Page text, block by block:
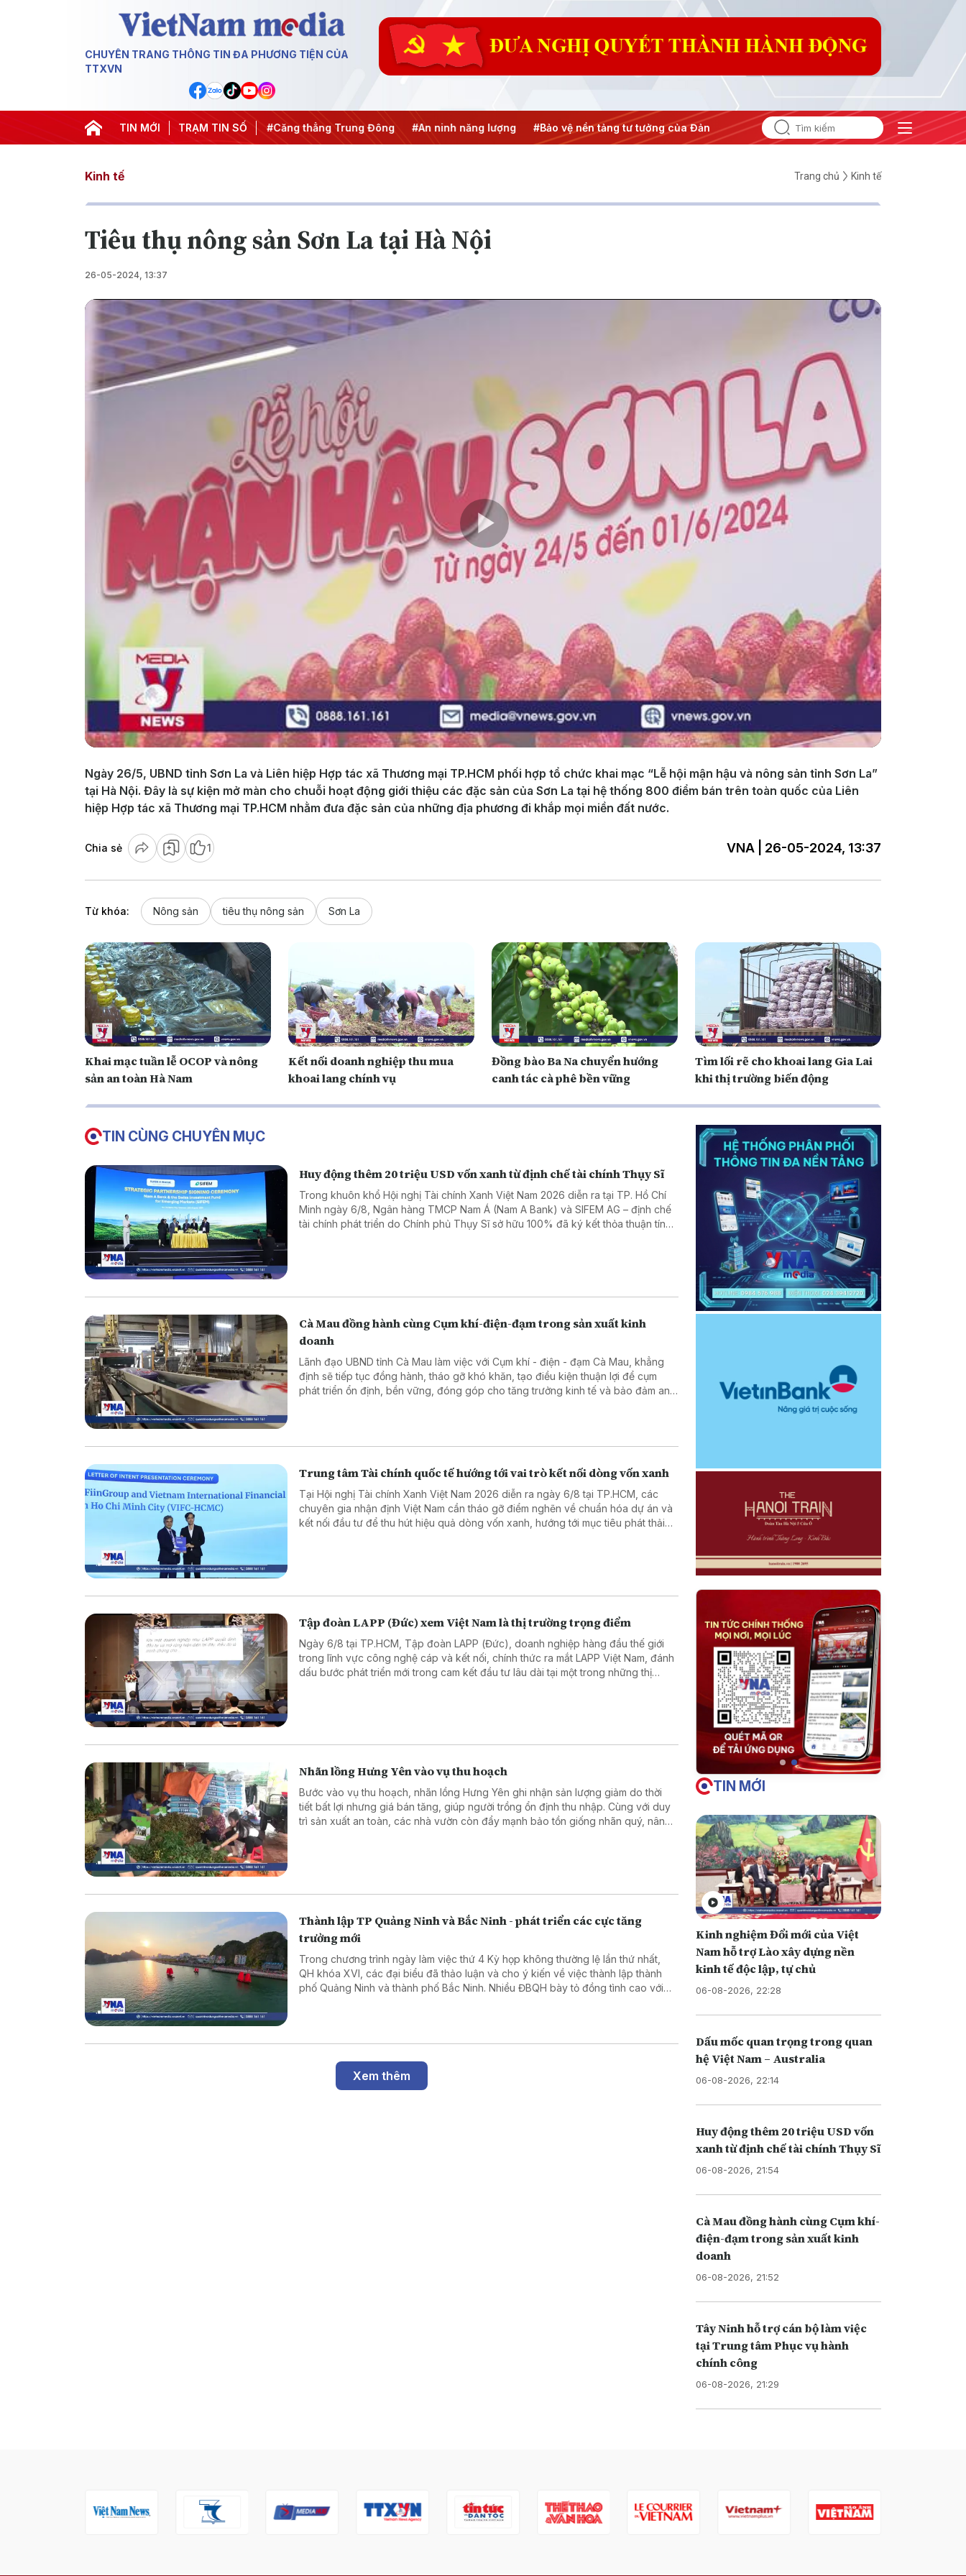
CHUYÊN TRANG THÔNG TIN ĐA PHƯƠNG TIỆN CỦA
TTXVN
TIN MỚI TRẠM TIN SỐ
dịch 500 ngày đêm #Chống khai thác IUU #Căng thẳng Trung Đông #An ninh năng lượng #Bảo vệ nền tảng tư tưởng của Đảng #Hội nghị Trung ương 3
Kinh tế Trang chủ Kinh tế
Tiêu thụ nông sản Sơn La tại Hà Nội
26-05-2024, 13:37
Play
Video
Ngày 26/5, UBND tỉnh Sơn La và Liên hiệp Hợp tác xã Thương mại TP.HCM phối hợp tổ chức khai mạc “Lễ hội mận hậu và nông sản tỉnh Sơn La”
tại Hà Nội. Đây là sự kiện mở màn cho chuỗi hoạt động giới thiệu các đặc sản của Sơn La tại hệ thống 800 điểm bán trên toàn quốc của Liên
hiệp Hợp tác xã Thương mại TP.HCM nhằm đưa đặc sản của những địa phương đi khắp mọi miền đất nước.
Chia sẻ 1 VNA | 26-05-2024, 13:37
Từ khóa: Nông sản tiêu thụ nông sản Sơn La
Khai mạc tuần lễ OCOP và nông
sản an toàn Hà Nam
Kết nối doanh nghiệp thu mua
khoai lang chính vụ
Đồng bào Ba Na chuyển hướng
canh tác cà phê bền vững
Tìm lối rẽ cho khoai lang Gia Lai
khi thị trường biến động
TIN CÙNG CHUYÊN MỤC
Huy động thêm 20 triệu USD vốn xanh từ định chế tài chính Thụy Sĩ
Trong khuôn khổ Hội nghị Tài chính Xanh Việt Nam 2026 diễn ra tại TP. Hồ Chí
Minh ngày 6/8, Ngân hàng TMCP Nam Á (Nam A Bank) và SIFEM AG – định chế
tài chính phát triển do Chính phủ Thụy Sĩ sở hữu 100% đã ký kết thỏa thuận tín
Cà Mau đồng hành cùng Cụm khí-điện-đạm trong sản xuất kinh
doanh
Lãnh đạo UBND tỉnh Cà Mau làm việc với Cụm khí - điện - đạm Cà Mau, khẳng
định sẽ tiếp tục đồng hành, tháo gỡ khó khăn, tạo điều kiện thuận lợi để cụm
phát triển ổn định, bền vững, đóng góp cho tăng trưởng kinh tế và bảo đảm an
Trung tâm Tài chính quốc tế hướng tới vai trò kết nối dòng vốn xanh
Tại Hội nghị Tài chính Xanh Việt Nam 2026 diễn ra ngày 6/8 tại TP.HCM, các
chuyên gia nhận định Việt Nam cần tháo gỡ điểm nghẽn về chuẩn hóa dự án và
kết nối đầu tư để thu hút hiệu quả dòng vốn xanh, hướng tới mục tiêu phát thải
Tập đoàn LAPP (Đức) xem Việt Nam là thị trường trọng điểm
Ngày 6/8 tại TP.HCM, Tập đoàn LAPP (Đức), doanh nghiệp hàng đầu thế giới
trong lĩnh vực công nghệ cáp và kết nối, chính thức ra mắt LAPP Việt Nam, đánh
dấu bước phát triển mới trong cam kết đầu tư lâu dài tại một trong những thị
Nhãn lồng Hưng Yên vào vụ thu hoạch
Bước vào vụ thu hoạch, nhãn lồng Hưng Yên ghi nhận sản lượng giảm do thời
tiết bất lợi nhưng giá bán tăng, giúp người trồng ổn định thu nhập. Cùng với duy
trì sản xuất an toàn, các nhà vườn còn đẩy mạnh bảo tồn giống nhãn quý, nâng
Thành lập TP Quảng Ninh và Bắc Ninh - phát triển các cực tăng
trưởng mới
Trong chương trình ngày làm việc thứ 4 Kỳ họp không thường lệ lần thứ nhất,
QH khóa XVI, các đại biểu đã thảo luận và cho ý kiến về việc thành lập thành
phố Quảng Ninh và thành phố Bắc Ninh. Nhiều ĐBQH bày tỏ đồng tình cao với
Xem thêm
TIN MỚI
Kinh nghiệm Đổi mới của Việt
Nam hỗ trợ Lào xây dựng nền
kinh tế độc lập, tự chủ
06-08-2026, 22:28
Dấu mốc quan trọng trong quan
hệ Việt Nam – Australia
06-08-2026, 22:14
Huy động thêm 20 triệu USD vốn
xanh từ định chế tài chính Thụy Sĩ
06-08-2026, 21:54
Cà Mau đồng hành cùng Cụm khí-
điện-đạm trong sản xuất kinh
doanh
06-08-2026, 21:52
Tây Ninh hỗ trợ cán bộ làm việc
tại Trung tâm Phục vụ hành
chính công
06-08-2026, 21:29